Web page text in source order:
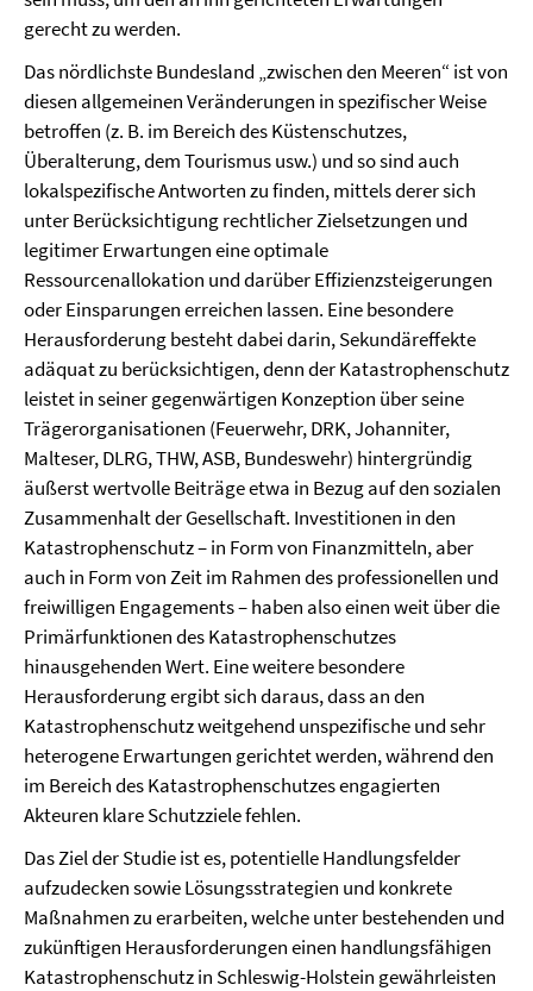
gerecht zu werden.
Das nördlichste Bundesland „zwischen den Meeren“ ist von
diesen allgemeinen Veränderungen in spezifischer Weise
betroffen (z. B. im Bereich des Küstenschutzes,
Überalterung, dem Tourismus usw.) und so sind auch
lokalspezifische Antworten zu finden, mittels derer sich
unter Berücksichtigung rechtlicher Zielsetzungen und
legitimer Erwartungen eine optimale
Ressourcenallokation und darüber Effizienzsteigerungen
oder Einsparungen erreichen lassen. Eine besondere
Herausforderung besteht dabei darin, Sekundäreffekte
adäquat zu berücksichtigen, denn der Katastrophenschutz
leistet in seiner gegenwärtigen Konzeption über seine
Trägerorganisationen (Feuerwehr, DRK, Johanniter,
Malteser, DLRG, THW, ASB, Bundeswehr) hintergründig
äußerst wertvolle Beiträge etwa in Bezug auf den sozialen
Zusammenhalt der Gesellschaft. Investitionen in den
Katastrophenschutz – in Form von Finanzmitteln, aber
auch in Form von Zeit im Rahmen des professionellen und
freiwilligen Engagements – haben also einen weit über die
Primärfunktionen des Katastrophenschutzes
hinausgehenden Wert. Eine weitere besondere
Herausforderung ergibt sich daraus, dass an den
Katastrophenschutz weitgehend unspezifische und sehr
heterogene Erwartungen gerichtet werden, während den
im Bereich des Katastrophenschutzes engagierten
Akteuren klare Schutzziele fehlen.
Das Ziel der Studie ist es, potentielle Handlungsfelder
aufzudecken sowie Lösungs­stra­tegien und konkrete
Maßnahmen zu erarbeiten, welche unter bestehenden und
zukünftigen Herausforderungen einen handlungsfähigen
Katastrophenschutz in Schleswig-Holstein gewährleisten